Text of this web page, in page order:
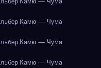
Камю — Чума
Камю — Чума
Камю — Чума